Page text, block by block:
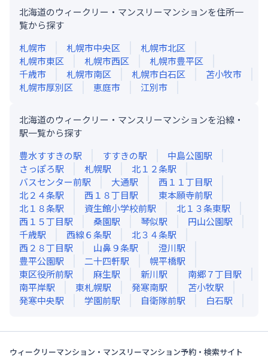
北海道のウィークリー・マンスリーマンションを住所一
覧から探す
札幌市
札幌市中央区
札幌市北区
札幌市東区
札幌市西区
札幌市豊平区
千歳市
札幌市南区 札幌市白石区
苫小牧市
札幌市厚別区
恵庭市 江別市
北海道のウィークリー・マンスリーマンションを沿線・
駅一覧から探す
豊水すすきの駅 すすきの駅 中島公園駅
さっぽろ駅 札幌駅 北１２条駅
バスセンター前駅 大通駅 西１１丁目駅
北２４条駅 西１８丁目駅 東本願寺前駅
北１８条駅 資生館小学校前駅 北１３条東駅
西１５丁目駅 桑園駅 琴似駅 円山公園駅
千歳駅 西線６条駅 北３４条駅
西２８丁目駅 山鼻９条駅 澄川駅
豊平公園駅 二十四軒駅 幌平橋駅
東区役所前駅 麻生駅 新川駅 南郷７丁目駅
南平岸駅 東札幌駅 発寒南駅 苫小牧駅
発寒中央駅 学園前駅 自衛隊前駅 白石駅
ウィークリーマンション・マンスリーマンション予約・検索サイト